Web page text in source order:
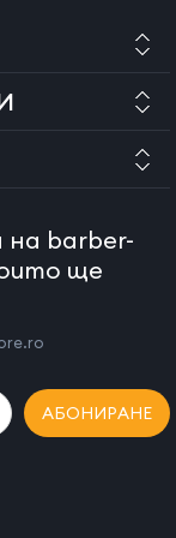
трябва да се
квалифициран
не е извършен от
не носи
или дефекти на
barber-
ще
АБОНИРАНЕ